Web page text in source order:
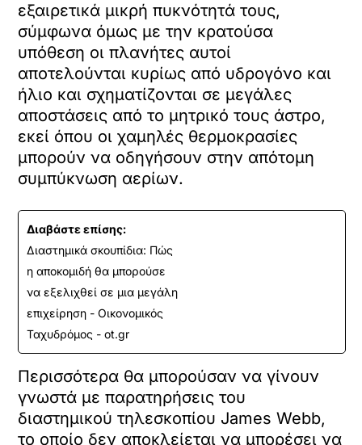
εξαιρετικά μικρή πυκνότητά τους,
σύμφωνα όμως με την κρατούσα
υπόθεση οι πλανήτες αυτοί
αποτελούνται κυρίως από υδρογόνο και
ήλιο και σχηματίζονται σε μεγάλες
αποστάσεις από το μητρικό τους άστρο,
εκεί όπου οι χαμηλές θερμοκρασίες
μπορούν να οδηγήσουν στην απότομη
συμπύκνωση αερίων.
Διαβάστε επίσης:
Διαστημικά σκουπίδια: Πώς
η αποκομιδή θα μπορούσε
να εξελιχθεί σε μια μεγάλη
επιχείρηση - Οικονομικός
Ταχυδρόμος - ot.gr
Περισσότερα θα μπορούσαν να γίνουν
γνωστά με παρατηρήσεις του
διαστημικού τηλεσκοπίου James Webb,
το οποίο δεν αποκλείεται να μπορέσει να